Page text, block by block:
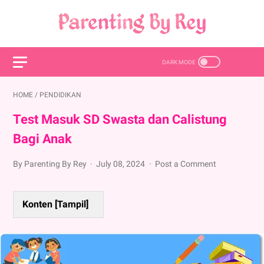
HOME / PENDIDIKAN
Test Masuk SD Swasta dan Calistung
Bagi Anak
By Parenting By Rey July 08, 2024 Post a Comment
Konten [Tampil]